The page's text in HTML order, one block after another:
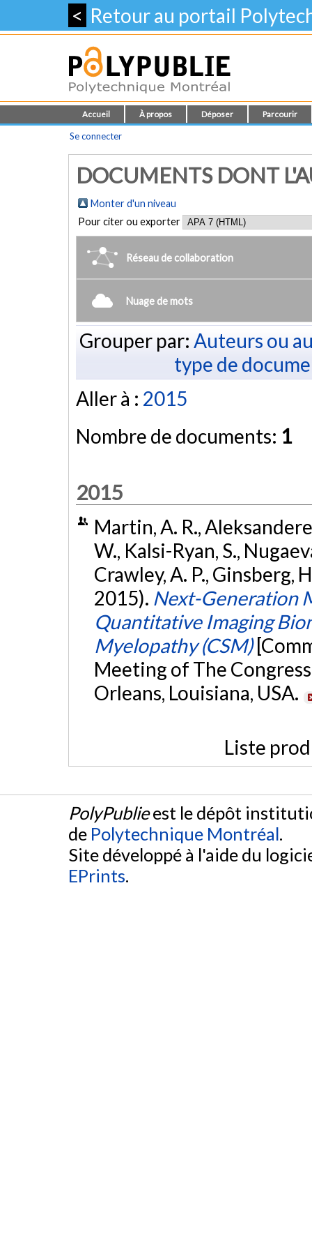
< Retour au portail
Accueil À propos Déposer Parcourir
Se connecter
DOCUMENTS DONT
Monter d'un niveau
Pour citer ou exporter
Réseau de collaboration
Nuage de mots
Grouper par: Auteurs ou
type de
Aller à : 2015
Nombre de documents: 1
2015
Martin, A. R.,
W., Kalsi-Ryan, S.,
Crawley, A. P., Ginsberg,
2015). Next-Generation
Quantitative Imaging
Myelopathy (CSM)
Meeting of The
Orleans, Louisiana, USA.
Liste
PolyPublieest le dépôt
de Polytechnique Montréal.
Site développé à l'aide du
EPrints.